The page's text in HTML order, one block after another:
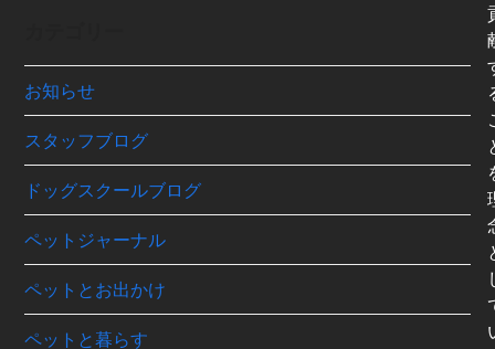
お知らせ
スタッフブログ
ドッグスクールブログ
ペットジャーナル
ペットとお出かけ
ペットと暮らす